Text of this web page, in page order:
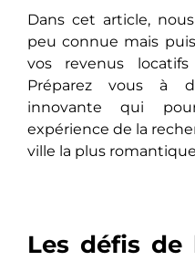
Dans cet article,
peu connue mais
vos revenus
Préparеz vous à
innovante qui
expérience de la
ville la plus
Les défis de